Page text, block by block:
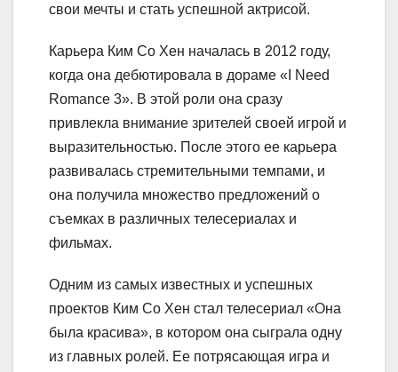
свои мечты и стать успешной актрисой.
Карьера Ким Со Хен началась в 2012 году,
когда она дебютировала в дораме «I Need
Romance 3». В этой роли она сразу
привлекла внимание зрителей своей игрой и
выразительностью. После этого ее карьера
развивалась стремительными темпами, и
она получила множество предложений о
съемках в различных телесериалах и
фильмах.
Одним из самых известных и успешных
проектов Ким Со Хен стал телесериал «Она
была красива», в котором она сыграла одну
из главных ролей. Ее потрясающая игра и